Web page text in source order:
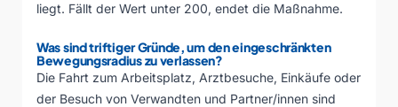
liegt. Fällt der Wert unter 200, endet die Maßnahme.
Was sind triftiger Gründe, um den eingeschränkten
Bewegungsradius zu verlassen?
Die Fahrt zum Arbeitsplatz, Arztbesuche, Einkäufe oder
der Besuch von Verwandten und Partner/innen sind